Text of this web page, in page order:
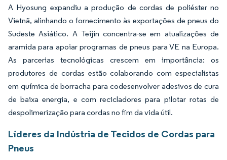
A Hyosung expandiu a produção de cordas de poliéster no
Vietnã, alinhando o fornecimento às exportações de pneus do
Sudeste Asiático. A Teijin concentra-se em atualizações de
aramida para apoiar programas de pneus para VE na Europa.
As parcerias tecnológicas crescem em importância: os
produtores de cordas estão colaborando com especialistas
em química de borracha para codesenvolver adesivos de cura
de baixa energia, e com recicladores para pilotar rotas de
despolimerização para cordas no fim da vida útil.
Líderes da Indústria de Tecidos de Cordas para
Pneus